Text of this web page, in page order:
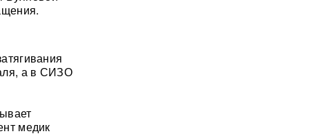
а в СИЗО
медик